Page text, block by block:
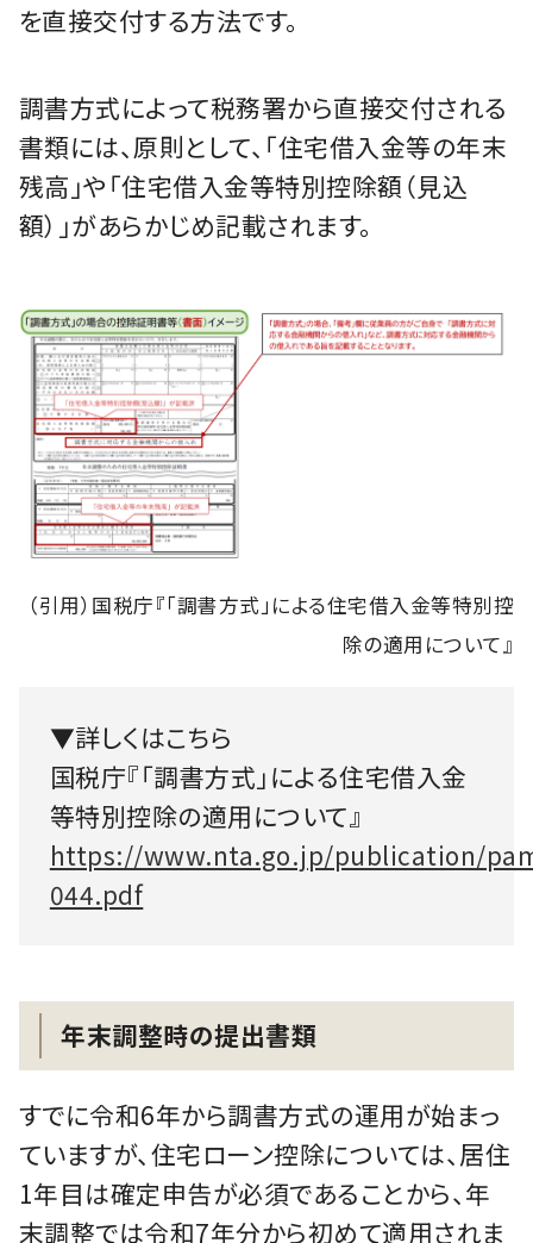
を直接交付する方法です。
調書方式によって税務署から直接交付される
書類には、原則として、「住宅借入金等の年末
残高」や「住宅借入金等特別控除額（見込
額）」があらかじめ記載されます。
（引用）国税庁『「調書方式」による住宅借入金等特別控
除の適用について』
▼詳しくはこちら
国税庁『「調書方式」による住宅借入金
等特別控除の適用について』
https://www.nta.go.jp/publication/
044.pdf
年末調整時の提出書類
すでに令和6年から調書方式の運用が始まっ
ていますが、住宅ローン控除については、居住
1年目は確定申告が必須であることから、年
末調整では令和7年分から初めて適用されま